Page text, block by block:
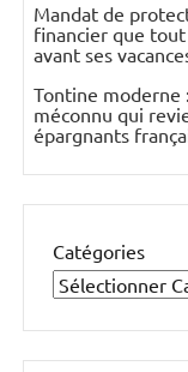
Mandat de
financier que
avant ses
Tontine moderne
méconnu qui
épargnants
Catégories